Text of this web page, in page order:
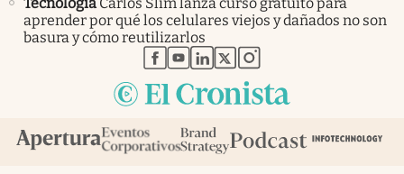
aprender por qué los celulares viejos y dañados no son
basura y cómo reutilizarlos
abre en nueva pestaña
abre en nueva pestaña
abre en nueva pestaña
abre en nueva pestaña
abre en nueva pestaña